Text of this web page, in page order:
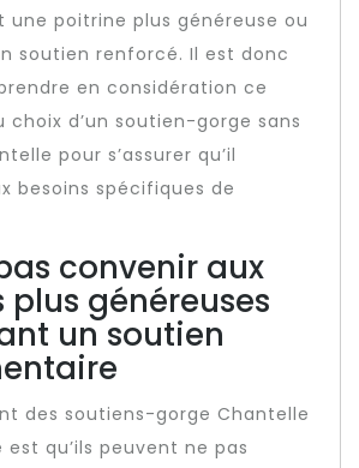
une poitrine plus généreuse ou
soutien renforcé. Il est donc
en considération ce
choix d’un soutien-gorge sans
pour s’assurer qu’il
besoins spécifiques de
convenir aux
généreuses
un soutien
des soutiens-gorge Chantelle
qu’ils peuvent ne pas